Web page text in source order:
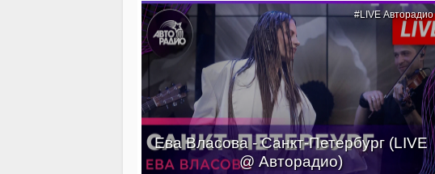
Ева Власова - Санкт-Петербург (LIVE
@ Авторадио)
#LIVE Авторадио